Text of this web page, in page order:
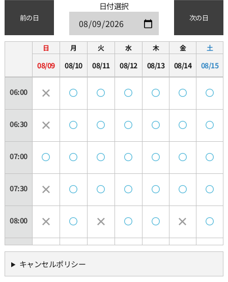
前の日
日付選択
次の日
日
08/09
月
08/10
火
08/11
水
08/12
木
08/13
金
08/14
土
08/15
06:00
06:30
07:00
07:30
08:00
08:30
キャンセルポリシー